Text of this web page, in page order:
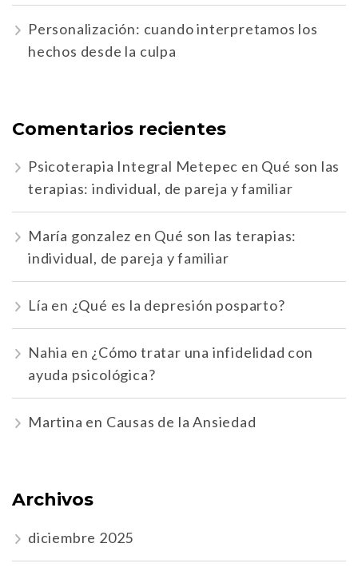
Personalización: cuando interpretamos los
hechos desde la culpa
Comentarios recientes
Psicoterapia Integral Metepec en Qué son las
terapias: individual, de pareja y familiar
María gonzalez en Qué son las terapias:
individual, de pareja y familiar
Lía en ¿Qué es la depresión posparto?
Nahia en ¿Cómo tratar una infidelidad con
ayuda psicológica?
Martina en Causas de la Ansiedad
Archivos
diciembre 2025